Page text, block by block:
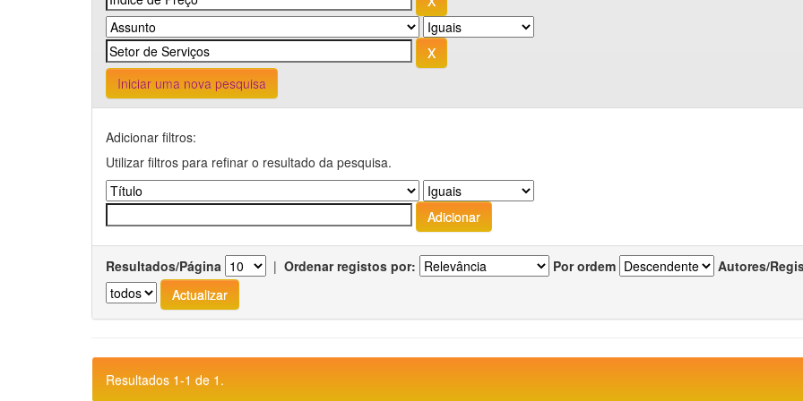
Iniciar uma nova pesquisa
Adicionar filtros:
Utilizar filtros para refinar o resultado da pesquisa.
Resultados/Página | Ordenar registos por: Por ordem Autores/
Resultados 1-1 de 1.